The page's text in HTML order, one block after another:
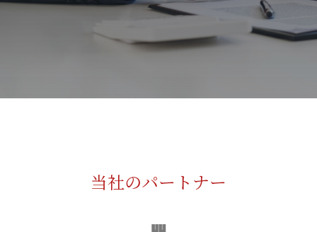
当社のパートナー